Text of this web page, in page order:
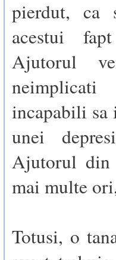
pierdut, ca
acestui
Ajutorul
incapabili sa
unei
Ajutorul din
mai multe
Totusi, o